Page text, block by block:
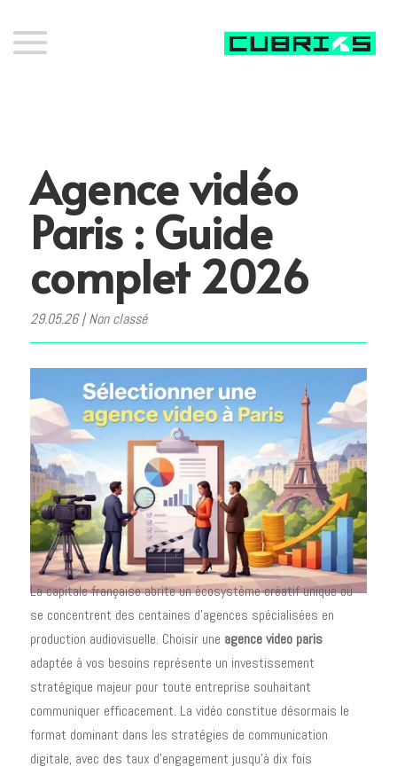
Agence vidéo
Paris : Guide
complet 2026
29.05.26|Non classé
La capitale française abrite un écosystème créatif unique où
se concentrent des centaines d'agences spécialisées en
production audiovisuelle. Choisir une agence video paris
adaptée à vos besoins représente un investissement
stratégique majeur pour toute entreprise souhaitant
communiquer efficacement. La vidéo constitue désormais le
format dominant dans les stratégies de communication
digitale, avec des taux d'engagement jusqu'à dix fois